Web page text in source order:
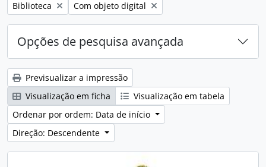
Remover filtro:
Biblioteca Remover filtro:
Com objeto digital
Opções de pesquisa avançada
Previsualizar a impressão
Visualização em ficha
Visualização em tabela
Ordenar por ordem: Data de início
Direção: Descendente